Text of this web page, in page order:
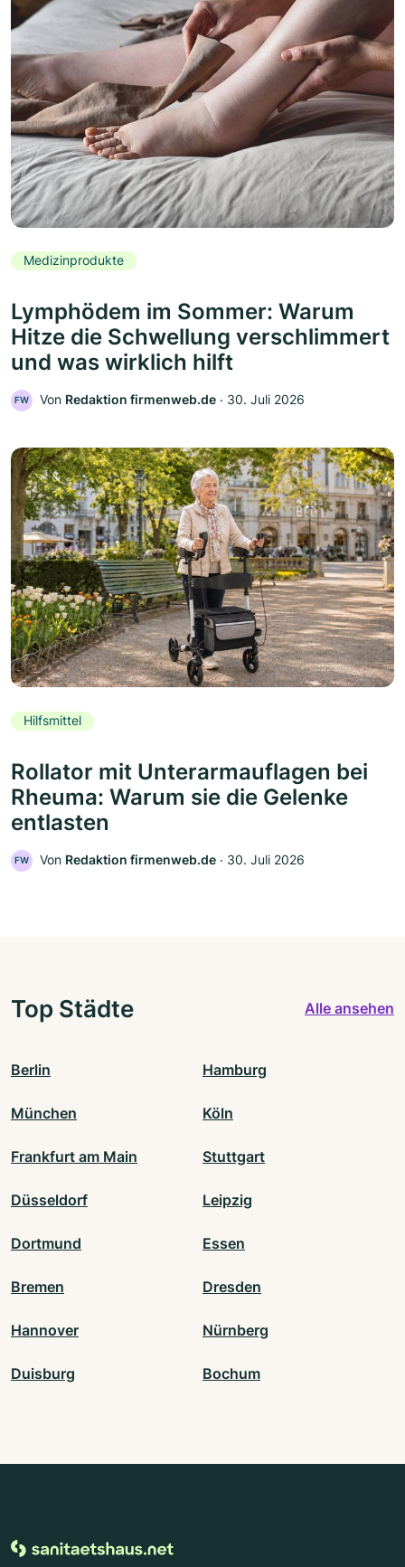
Medizinprodukte
Lymphödem im Sommer: Warum
Hitze die Schwellung verschlimmert
und was wirklich hilft
FW Von Redaktion firmenweb.de ‧ 30. Juli 2026
Hilfsmittel
Rollator mit Unterarmauflagen bei
Rheuma: Warum sie die Gelenke
entlasten
FW Von Redaktion firmenweb.de ‧ 30. Juli 2026
Top Städte Alle ansehen
Berlin Hamburg
München Köln
Frankfurt am Main Stuttgart
Düsseldorf Leipzig
Dortmund Essen
Bremen Dresden
Hannover Nürnberg
Duisburg Bochum